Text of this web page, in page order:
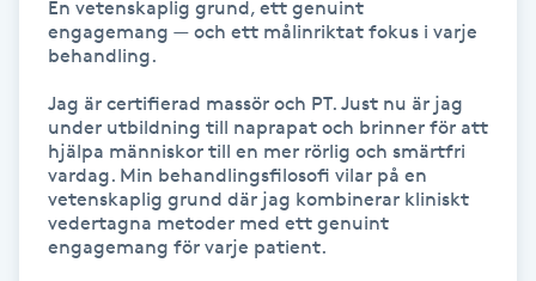
Kärlbehandling
Laserbehandling
Lashlift Keratin
LED-ljusterapi
En vetenskaplig grund, ett genuint
engagemang — och ett målinriktat fokus i varje
behandling.
Jag är certifierad massör och PT. Just nu är jag
under utbildning till naprapat och brinner för att
hjälpa människor till en mer rörlig och smärtfri
vardag. Min behandlingsfilosofi vilar på en
vetenskaplig grund där jag kombinerar kliniskt
vedertagna metoder med ett genuint
engagemang för varje patient.